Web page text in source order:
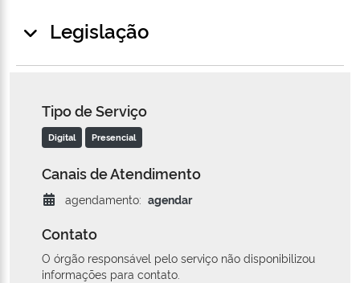
Legislação
Tipo de Serviço
Digital Presencial
Canais de Atendimento
agendamento: agendar
Contato
O órgão responsável pelo serviço não disponibilizou
informações para contato.